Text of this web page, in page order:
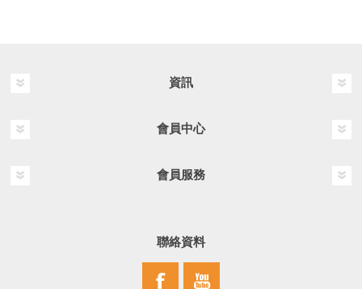
資訊
會員中心
會員服務
聯絡資料